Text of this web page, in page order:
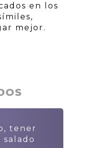
en los
mejor.
tener
salado